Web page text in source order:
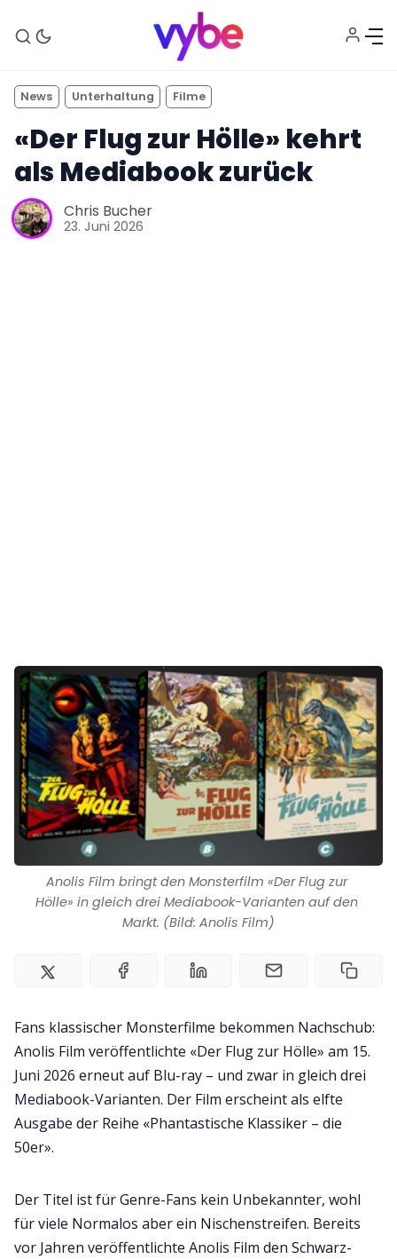
Zusammenarbeit
Kontakt
Impressum
Anolis Film bringt den Monsterfilm «Der Flug zur
Hölle» in gleich drei Mediabook-Varianten auf den
Markt. (Bild: Anolis Film)
News Unterhaltung Filme
«Der Flug zur Hölle» kehrt
als Mediabook zurück
Chris Bucher
23. Juni 2026
Fans klassischer Monsterfilme bekommen Nachschub:
Anolis Film veröffentlichte «Der Flug zur Hölle» am 15.
Juni 2026 erneut auf Blu-ray – und zwar in gleich drei
Mediabook-Varianten. Der Film erscheint als elfte
Ausgabe der Reihe «Phantastische Klassiker – die
50er».
Der Titel ist für Genre-Fans kein Unbekannter, wohl
für viele Normalos aber ein Nischenstreifen. Bereits
vor Jahren veröffentlichte Anolis Film den Schwarz-